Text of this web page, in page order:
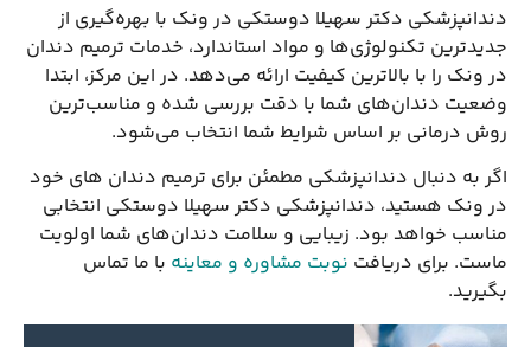
دندانپزشکی دکتر سهیلا دوستکی در ونک با بهره‌گیری از
جدیدترین تکنولوژی‌ها و مواد استاندارد، خدمات ترمیم دندان
در ونک را با بالاترین کیفیت ارائه می‌دهد. در این مرکز، ابتدا
وضعیت دندان‌های شما با دقت بررسی شده و مناسب‌ترین
روش درمانی بر اساس شرایط شما انتخاب می‌شود.
اگر به دنبال دندانپزشکی مطمئن برای ترمیم دندان های خود
در ونک هستید، دندانپزشکی دکتر سهیلا دوستکی انتخابی
مناسب خواهد بود. زیبایی و سلامت دندان‌های شما اولویت
ماست. برای دریافتنوبت مشاوره و معاینهبا ما تماس
بگیرید.